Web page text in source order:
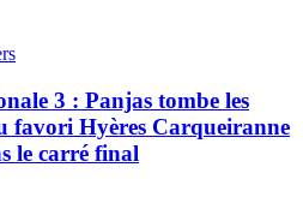
3 : Panjas tombe les
favori Hyères Carqueiranne
le carré final